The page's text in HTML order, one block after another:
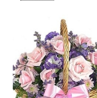
35 см 40 см